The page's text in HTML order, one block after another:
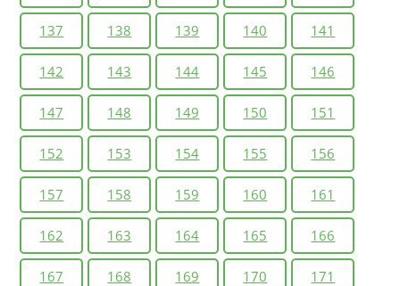
137 138 139 140 141
142 143 144 145 146
147 148 149 150 151
152 153 154 155 156
157 158 159 160 161
162 163 164 165 166
167 168 169 170 171